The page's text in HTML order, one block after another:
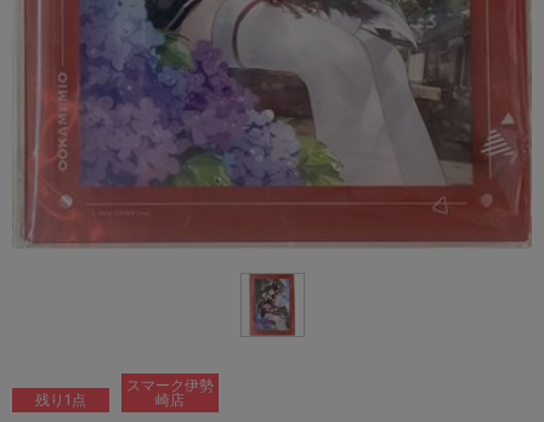
残り1点
スマーク伊勢
崎店